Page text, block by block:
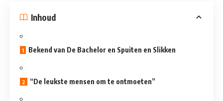
Inhoud
Bekend van De Bachelor en Spuiten en Slikken
“De leukste mensen om te ontmoeten”